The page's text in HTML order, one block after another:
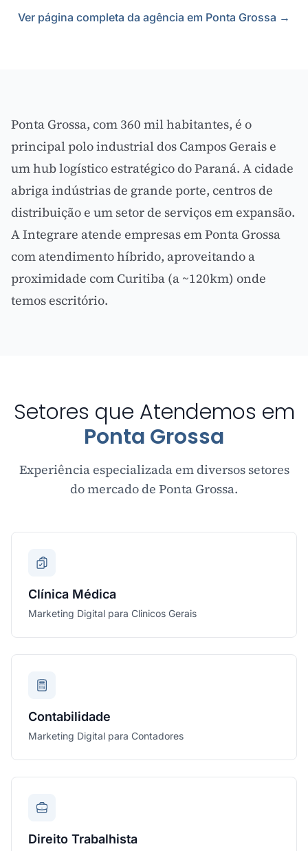
Ver página completa da agência em Ponta Grossa →
Ponta Grossa, com 360 mil habitantes, é o
principal polo industrial dos Campos Gerais e
um hub logístico estratégico do Paraná. A cidade
abriga indústrias de grande porte, centros de
distribuição e um setor de serviços em expansão.
A Integrare atende empresas em Ponta Grossa
com atendimento híbrido, aproveitando a
proximidade com Curitiba (a ~120km) onde
temos escritório.
Setores que Atendemos em
Ponta Grossa
Experiência especializada em diversos setores
do mercado de Ponta Grossa.
Clínica Médica
Marketing Digital para Clinicos Gerais
Contabilidade
Marketing Digital para Contadores
Direito Trabalhista